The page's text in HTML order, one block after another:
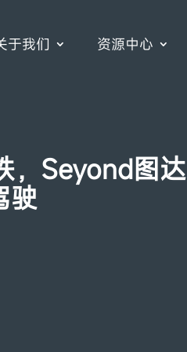
于我们 资源中心
，Seyond图达
驶